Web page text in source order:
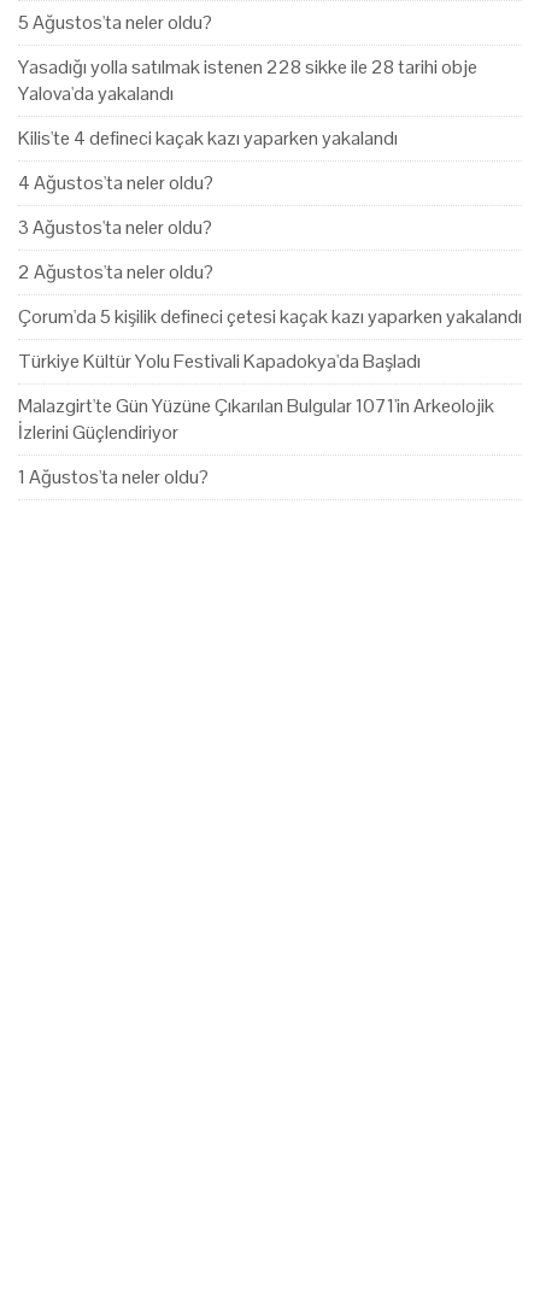
5 Ağustos'ta neler oldu?
Yasadığı yolla satılmak istenen 228 sikke ile 28 tarihi obje
Yalova'da yakalandı
Kilis'te 4 defineci kaçak kazı yaparken yakalandı
4 Ağustos'ta neler oldu?
3 Ağustos'ta neler oldu?
2 Ağustos'ta neler oldu?
Çorum'da 5 kişilik defineci çetesi kaçak kazı yaparken yakalandı
Türkiye Kültür Yolu Festivali Kapadokya'da Başladı
Malazgirt'te Gün Yüzüne Çıkarılan Bulgular 1071'in Arkeolojik
İzlerini Güçlendiriyor
1 Ağustos'ta neler oldu?